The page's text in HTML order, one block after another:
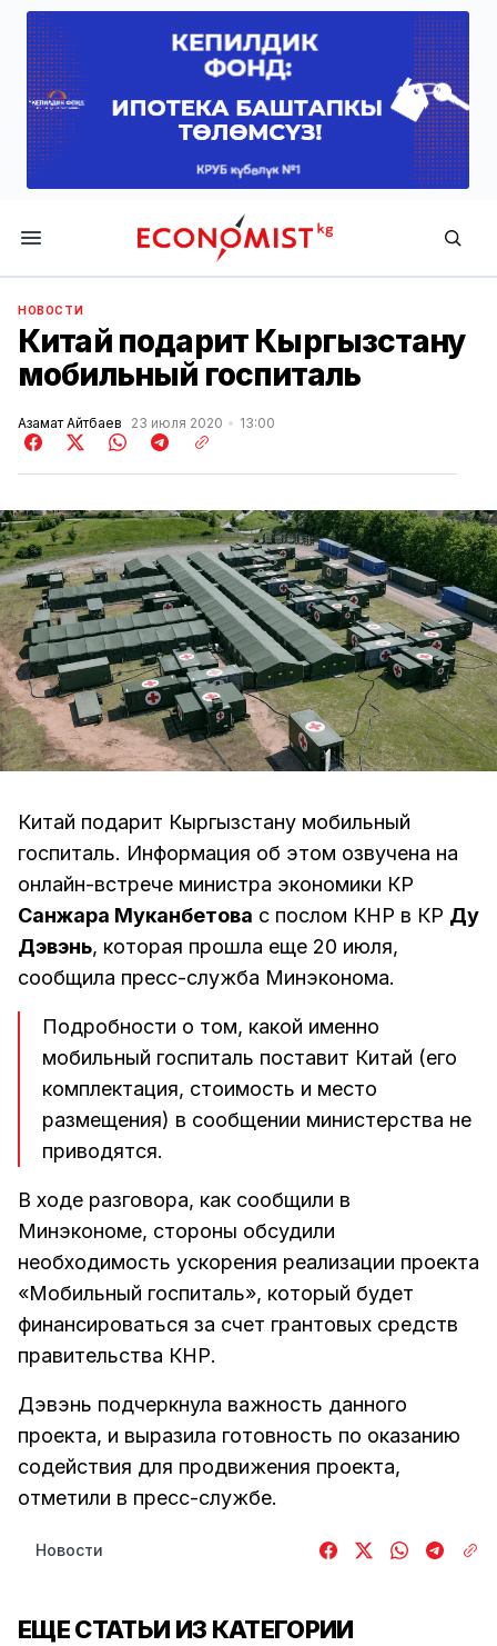
Economist.kg
НОВОСТИ
Китай подарит Кыргызстану
мобильный госпиталь
Азамат Айтбаев 23 июля 2020 13:00
Китай подарит Кыргызстану мобильный
госпиталь. Информация об этом озвучена на
онлайн-встрече министра экономики КР
Санжара Муканбетова с послом КНР в КР Ду
Дэвэнь, которая прошла еще 20 июля,
сообщила пресс-служба Минэконома.
Подробности о том, какой именно
мобильный госпиталь поставит Китай (его
комплектация, стоимость и место
размещения) в сообщении министерства не
приводятся.
В ходе разговора, как сообщили в
Минэкономе, стороны обсудили
необходимость ускорения реализации проекта
«Мобильный госпиталь», который будет
финансироваться за счет грантовых средств
правительства КНР.
Дэвэнь подчеркнула важность данного
проекта, и выразила готовность по оказанию
содействия для продвижения проекта,
отметили в пресс-службе.
Новости
ЕЩЕ СТАТЬИ ИЗ КАТЕГОРИИ